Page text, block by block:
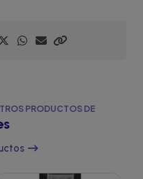
PRODUCTOS DE